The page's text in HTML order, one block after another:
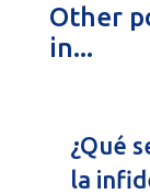
Other
in...
¿Qué
la